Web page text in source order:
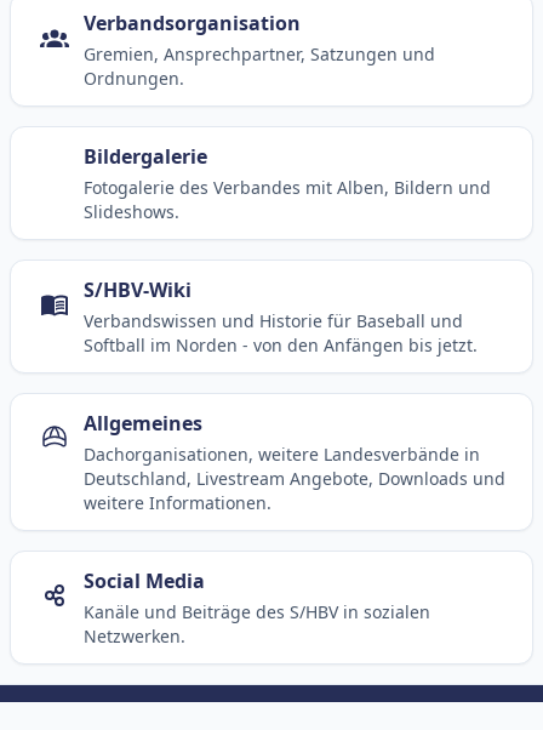
Verbandsorganisation
Gremien, Ansprechpartner, Satzungen und
Ordnungen.
Bildergalerie
Fotogalerie des Verbandes mit Alben, Bildern und
Slideshows.
S/HBV-Wiki
Verbandswissen und Historie für Baseball und
Softball im Norden - von den Anfängen bis jetzt.
Allgemeines
Dachorganisationen, weitere Landesverbände in
Deutschland, Livestream Angebote, Downloads und
weitere Informationen.
Social Media
Kanäle und Beiträge des S/HBV in sozialen
Netzwerken.